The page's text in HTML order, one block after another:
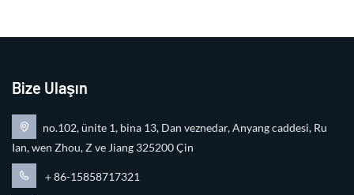
Bize Ulaşın
no.102, ünite 1, bina 13, Dan veznedar, Anyang caddesi, Ru
Ian, wen Zhou, Z ve Jiang 325200 Çin
＋86-15858717321